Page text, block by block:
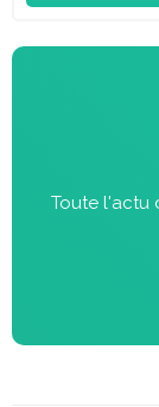
Toute l'actu